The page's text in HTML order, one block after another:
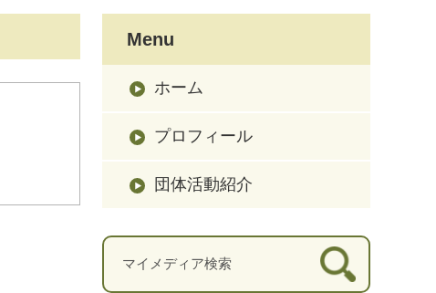
Menu
ホーム
プロフィール
団体活動紹介